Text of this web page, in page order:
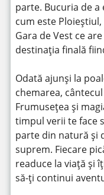
parte. Bucuria de
cum este
Gara de Vest ce
destinația finală
Odată ajunși la
chemarea,
Frumusețea și
timpul verii te face
parte din natură și
suprem. Fiecare
readuce la viață și
să-ți continui